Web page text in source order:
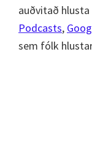
auðvitað
Podcasts,
sem fólk